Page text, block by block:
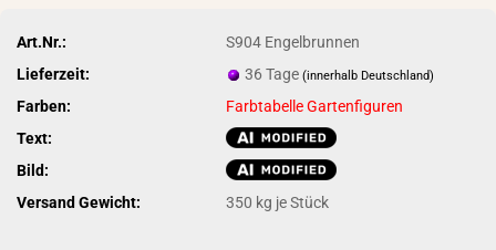
Art.Nr.:
S904 Engelbrunnen
Lieferzeit:
36 Tage(innerhalb Deutschland)
Farben:
Farbtabelle Gartenfiguren
Text:
Bild:
Versand Gewicht:
350 kg je Stück